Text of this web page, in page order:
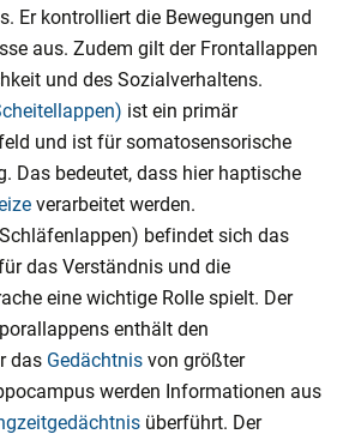
Er kontrolliert die Bewegungen und
aus. Zudem gilt der Frontallappen
und des Sozialverhaltens.
ist ein primär
und ist für somatosensorische
Das bedeutet, dass hier haptische
verarbeitet werden.
befindet sich das
das Verständnis und die
eine wichtige Rolle spielt. Der
enthält den
das Gedächtnis von größter
werden Informationen aus
überführt. Der